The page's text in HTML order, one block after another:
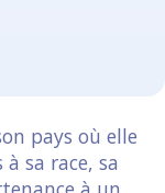
pays où elle
sa race, sa